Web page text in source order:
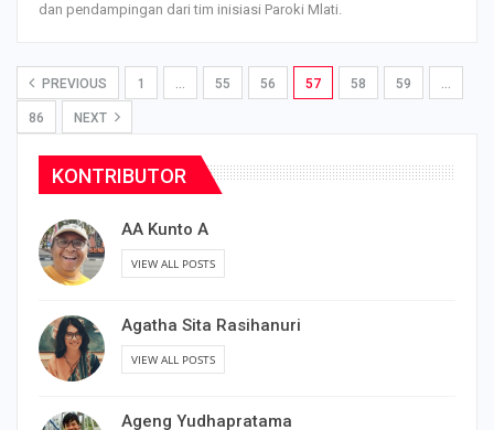
dan pendampingan dari tim inisiasi Paroki Mlati.
PREVIOUS 1 … 55 56 57 58 59 …
86 NEXT
KONTRIBUTOR
AA Kunto A
VIEW ALL POSTS
Agatha Sita Rasihanuri
VIEW ALL POSTS
Ageng Yudhapratama